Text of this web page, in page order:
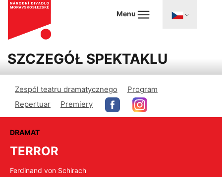
Menu
SZCZEGÓŁ SPEKTAKLU
Zespól teatru dramatycznego
Program
Repertuar
Premiery
DRAMAT
TERROR
Ferdinand von Schirach